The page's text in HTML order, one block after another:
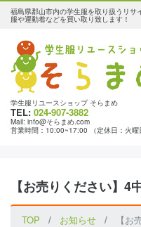
福島県郡山市内の学生服を取り扱うリ
服や運動着などを買い取り致します！
学生服リユースショップ そらまめ
TEL: 024-907-3882
Mail: info@そらまめ.com
営業時間：10:00~17:00 （定休日：火曜
【お売りください】4
TOP お知らせ 【